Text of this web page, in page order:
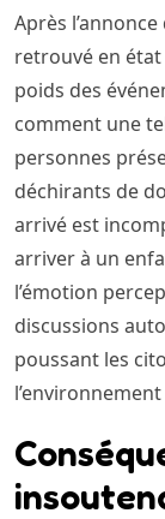
Après
retrouvé en état
poids des
comment une
personnes
déchirants de
arrivé est
arriver à un
l’émotion
discussions
poussant les